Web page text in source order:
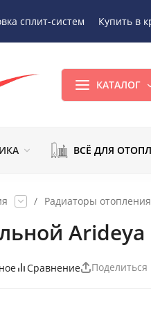
сплит-систем Купить в
КАТАЛОГ
ВСЁ ДЛЯ
/ Радиаторы отопления
Arideya
Сравнение Поделиться